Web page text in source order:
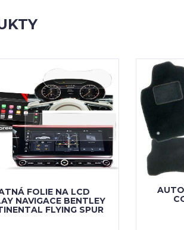
FOLIE NA LCD
NAVIGACE BENTLEY
FLYING SPUR